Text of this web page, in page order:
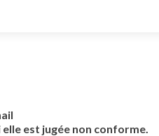
est jugée non conforme.